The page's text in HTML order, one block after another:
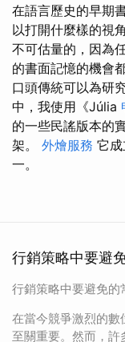
在語言歷史的早期
以打開什麼樣的視
不可估量的，因為
的書面記憶的機會
口頭傳統可以為研
中，我使用《Júlia
的一些民謠版本的
架。 外燴服務 它
一。
行銷策略中要避
行銷策略中要避免
在當今競爭激烈的
至關重要。然而，許